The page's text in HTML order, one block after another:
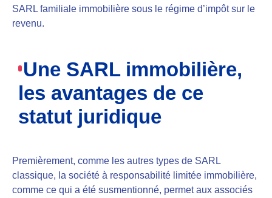
SARL familiale immobilière sous le régime d’impôt sur le
revenu.
Une SARL immobilière,
les avantages de ce
statut juridique
Premièrement, comme les autres types de SARL
classique, la société à responsabilité limitée immobilière,
comme ce qui a été susmentionné, permet aux associés